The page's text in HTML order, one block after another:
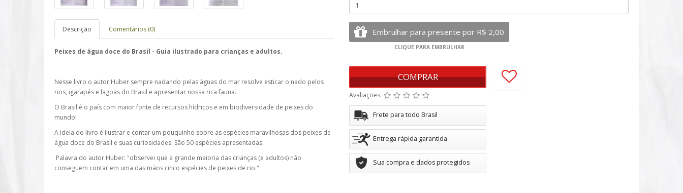
Descrição Comentários (0)
Peixes de água doce do Brasil - Guia ilustrado para crianças e adultos.
Nesse livro o autor Huber sempre nadando pelas águas do mar resolve esticar o nado pelos
rios, igarapés e lagoas do Brasil e apresentar nossa rica fauna.
O Brasil é o país com maior fonte de recursos hídricos e em biodiversidade de peixes do
mundo!
A ideia do livro é ilustrar e contar um pouquinho sobre as espécies maravilhosas dos peixes de
água doce do Brasil e suas curiosidades. São 50 espécies apresentadas.
Palavra do autor Huber: "observei que a grande maioria das crianças (e adultos) não
conseguem contar em uma das mãos cinco espécies de peixes de rio."
COMPRAR
Avaliações:
Frete para todo Brasil
Entrega rápida garantida
Sua compra e dados protegidos